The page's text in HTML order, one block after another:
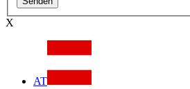
X
AT